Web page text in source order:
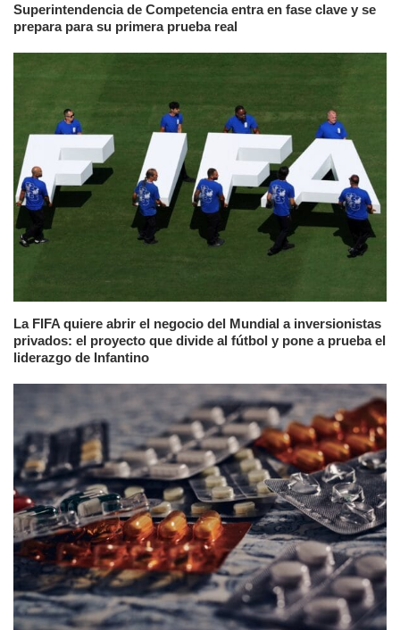
Superintendencia de Competencia entra en fase clave y se
prepara para su primera prueba real
La FIFA quiere abrir el negocio del Mundial a inversionistas
privados: el proyecto que divide al fútbol y pone a prueba el
liderazgo de Infantino